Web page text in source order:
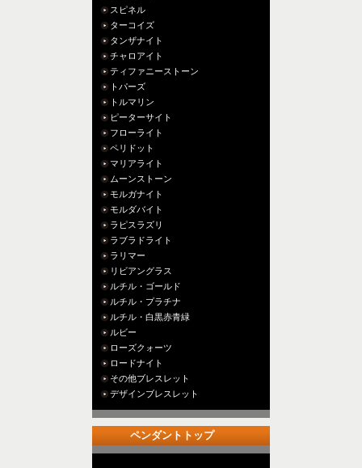
スピネル
ターコイズ
タンザナイト
チャロアイト
ティファニーストーン
トパーズ
トルマリン
ピーターサイト
フローライト
ペリドット
マリアライト
ムーンストーン
モルガナイト
モルダバイト
ラピスラズリ
ラブラドライト
ラリマー
リビアングラス
ルチル・ゴールド
ルチル・プラチナ
ルチル・白黒赤青緑
ルビー
ローズクォーツ
ロードナイト
その他ブレスレット
デザインブレスレット
ペンダントトップ